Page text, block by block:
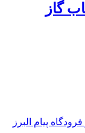
گاز